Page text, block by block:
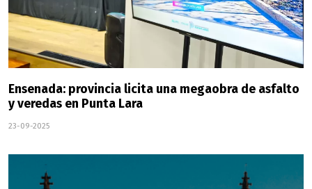
Ensenada: provincia licita una megaobra de asfalto
y veredas en Punta Lara
23-09-2025